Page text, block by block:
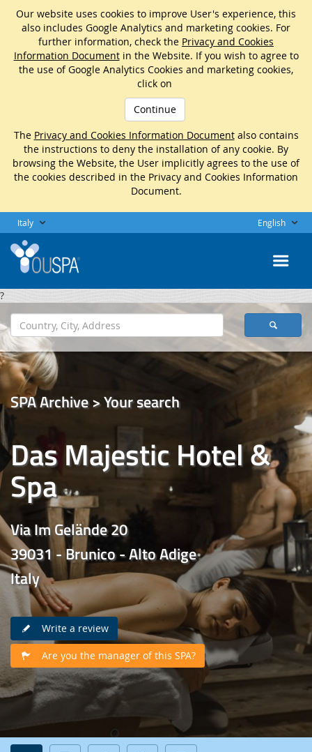
Our website uses cookies to improve User's experience, this
also includes Google Analytics and marketing cookies. For
further information, check the Privacy and Cookies
Information Documentin the Website. If you wish to agree to
the use of Google Analytics Cookies and marketing cookies,
click on
Continue
The Privacy and Cookies Information Documentalso contains
the instructions to deny the installation of any cookie. By
browsing the Website, the User implicitly agrees to the use of
the cookies described in the Privacy and Cookies Information
Document.
Italy English
?
SPA Archive > Your search
Das Majestic Hotel &
Spa
Via Im Gelände 20
39031 - Brunico - Alto Adige
Italy
Write a review
Are you the manager of this SPA?